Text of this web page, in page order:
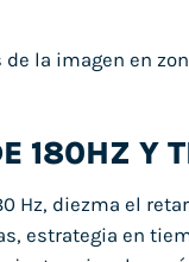
la imagen en
180HZ Y
Hz, diezma el
estrategia en